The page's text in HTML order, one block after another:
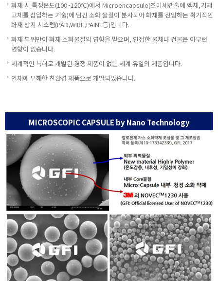
화재 시 특정온도(100~120℃)에서 Microencapsule(초미세캡술에 액체,기체
고체를 삽입하는 기술)에 담긴 소화 물질이 분사되어 화재를 진압하는 획기적인
화재 방지 시스템(PAD,WIRE,PAINT등)입니다.
화재 부위만이 화재 소화물질의 영향을 받으며, 인접한 물체나 건물은 아무런
영향이 없습니다.
세계적인 특허로 개발된 경쟁 제품이 없는 세계 유일의 제품입니다.
인체에 무해한 친환경 제품으로 개발되었습니다.
MICROSCOPIC CAPSULE by Nano Technology